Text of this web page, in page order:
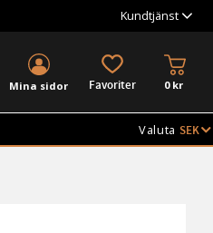
Kundtjänst
Mina sidor FAVORITER 0kr
Valuta